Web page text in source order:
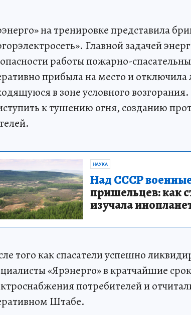
на тренировке представила
Главной задачей
работы пожарно-
прибыла на место и
в зоне условного
к тушению огня, созданию
НАУКА
Над СССР
пришельцев: как
изучала
того как спасатели успешно
«Ярэнерго» в кратчайшие
потребителей и
Штабе.